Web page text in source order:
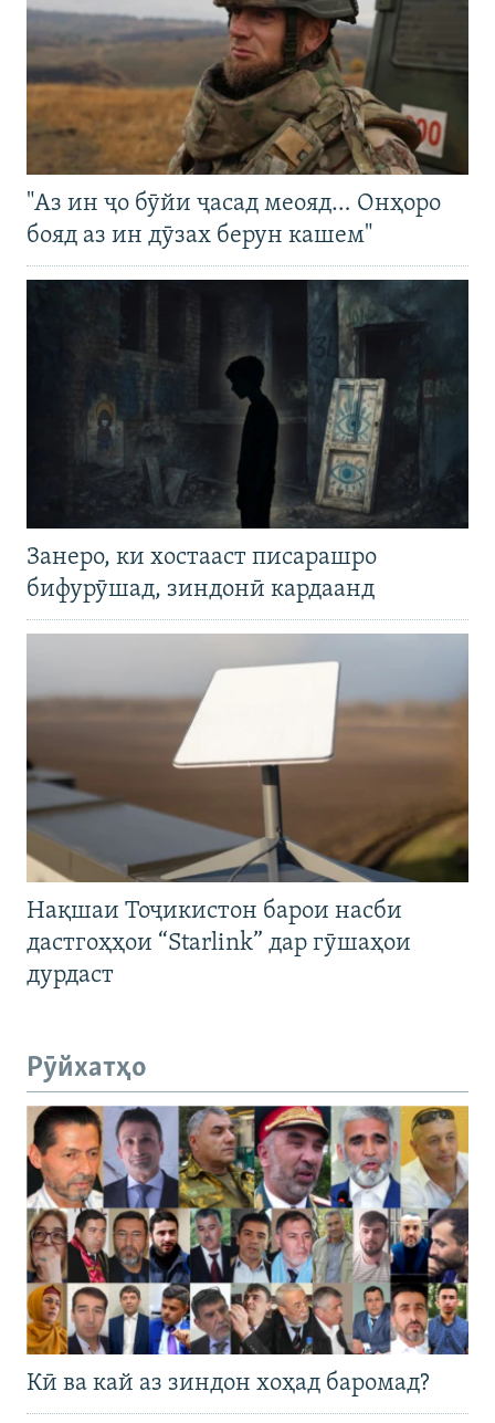
"Аз ин ҷо бӯйи ҷасад меояд… Онҳоро
бояд аз ин дӯзах берун кашем"
Занеро, ки хостааст писарашро
бифурӯшад, зиндонӣ кардаанд
Нақшаи Тоҷикистон барои насби
дастгоҳҳои “Starlink” дар гӯшаҳои
дурдаст
Рӯйхатҳо
Кӣ ва кай аз зиндон хоҳад баромад?